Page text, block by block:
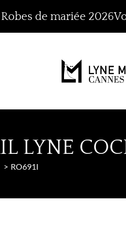
de mariée 2026
LYNE
RO691I